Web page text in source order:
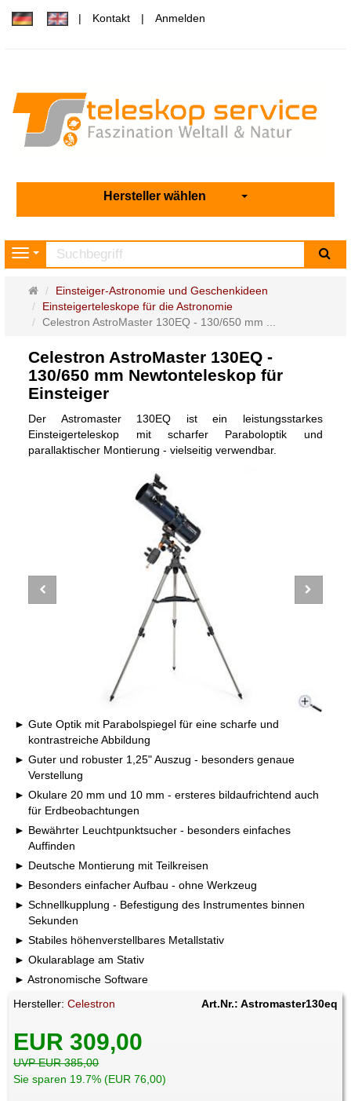
Kontakt Anmelden
Hersteller wählen
Navigation
Startseite
Einsteiger-Astronomie und Geschenkideen
Einsteigerteleskope für die Astronomie
Celestron AstroMaster 130EQ - 130/650 mm ...
Celestron AstroMaster 130EQ -
130/650 mm Newtonteleskop für
Einsteiger
Der Astromaster 130EQ ist ein leistungsstarkes
Einsteigerteleskop mit scharfer Paraboloptik und
parallaktischer Montierung - vielseitig verwendbar.
Gute Optik mit Parabolspiegel für eine scharfe und
kontrastreiche Abbildung
Guter und robuster 1,25" Auszug - besonders genaue
Verstellung
Okulare 20 mm und 10 mm - ersteres bildaufrichtend auch
für Erdbeobachtungen
Bewährter Leuchtpunktsucher - besonders einfaches
Auffinden
Deutsche Montierung mit Teilkreisen
Besonders einfacher Aufbau - ohne Werkzeug
Schnellkupplung - Befestigung des Instrumentes binnen
Sekunden
Stabiles höhenverstellbares Metallstativ
Okularablage am Stativ
Astronomische Software
Hersteller:Celestron Art.Nr.: Astromaster130eq
EUR 309,00
UVP EUR 385,00
Sie sparen 19.7% (EUR 76,00)